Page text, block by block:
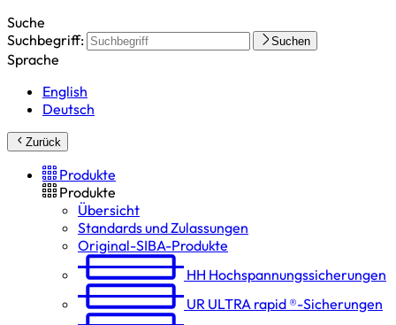
Suche
Suchbegriff:
Suchen
Sprache
English
Deutsch
Zurück
Produkte
Produkte
Übersicht
Standards und Zulassungen
Original-SIBA-Produkte
HH Hochspannungs­sicherungen
UR ULTRA rapid ®-Sicherungen